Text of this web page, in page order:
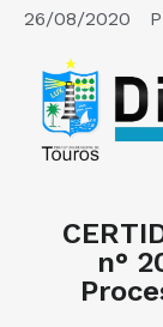
26/08/2020
n°